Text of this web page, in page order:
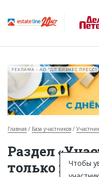
Горячие объекты
РЕКЛАМА • АО "ДП БИЗНЕС ПРЕСС"
Главная База участников
Раздел
только
Чтобы